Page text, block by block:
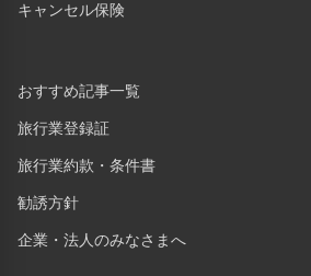
キャンセル保険
おすすめ記事一覧
旅行業登録証
旅行業約款・条件書
勧誘方針
企業・法人のみなさまへ